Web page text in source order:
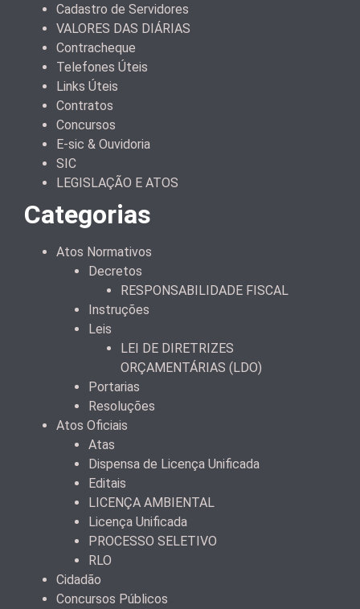
Cadastro de Servidores
VALORES DAS DIÁRIAS
Contracheque
Telefones Úteis
Links Úteis
Contratos
Concursos
E-sic & Ouvidoria
SIC
LEGISLAÇÃO E ATOS
Categorias
Atos Normativos
Decretos
RESPONSABILIDADE FISCAL
Instruções
Leis
LEI DE DIRETRIZES
ORÇAMENTÁRIAS (LDO)
Portarias
Resoluções
Atos Oficiais
Atas
Dispensa de Licença Unificada
Editais
LICENÇA AMBIENTAL
Licença Unificada
PROCESSO SELETIVO
RLO
Cidadão
Concursos Públicos